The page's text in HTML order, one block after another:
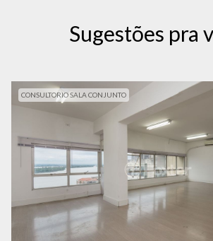
Sugestões pra
CONSULTORIO SALA CONJUNTO